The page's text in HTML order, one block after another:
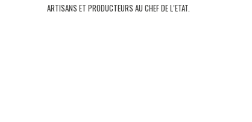
ARTISANS ET PRODUCTEURS AU CHEF DE L’ETAT.